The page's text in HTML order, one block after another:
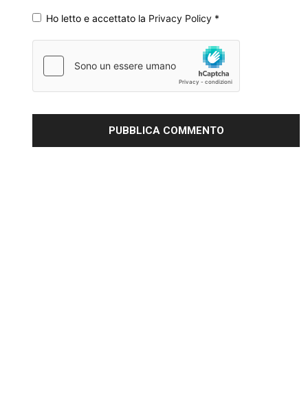
Ho letto e accettato la Privacy Policy *